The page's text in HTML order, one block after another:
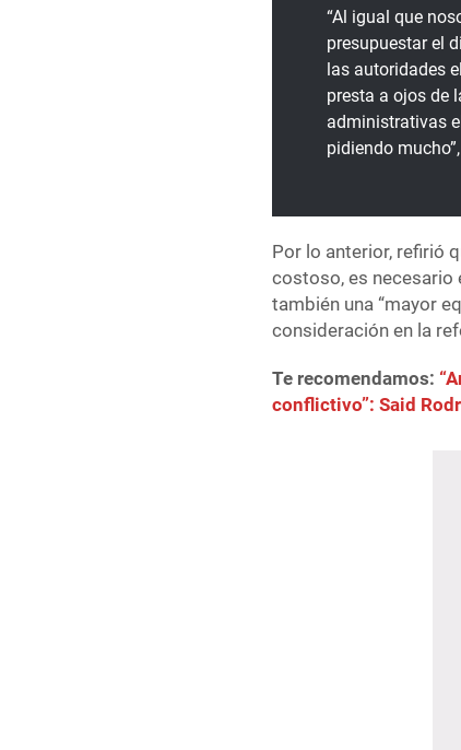
“Al igual que
presupuestar el
las autoridades
presta a ojos de
administrativas
pidiendo
Por lo anterior, refirió
costoso, es necesario
también una “mayor
consideración en la
Te recomendamos:
conflictivo”: Said